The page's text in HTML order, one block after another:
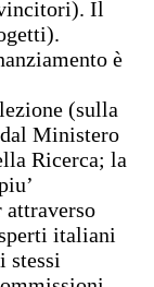
Il
è
(sulla
Ministero
Ricerca; la
italiani
stessi